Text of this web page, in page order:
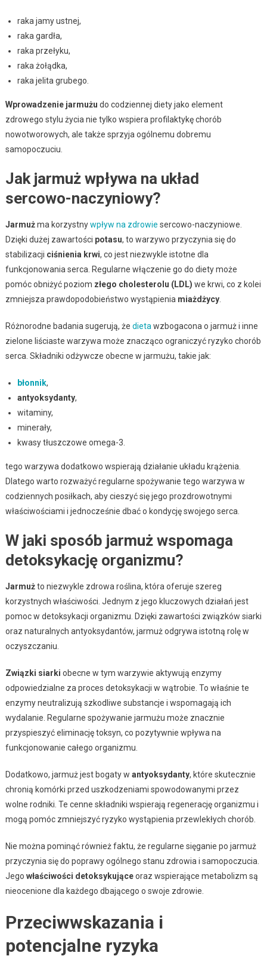
raka jamy ustnej,
raka gardła,
raka przełyku,
raka żołądka,
raka jelita grubego.
Wprowadzenie jarmużu do codziennej diety jako element
zdrowego stylu życia nie tylko wspiera profilaktykę chorób
nowotworowych, ale także sprzyja ogólnemu dobremu
samopoczuciu.
Jak jarmuż wpływa na układ
sercowo-naczyniowy?
Jarmużma korzystnywpływ na zdrowie sercowo-naczyniowe.
Dzięki dużej zawartości potasu, to warzywo przyczynia się do
stabilizacji ciśnienia krwi, co jest niezwykle istotne dla
funkcjonowania serca. Regularne włączenie go do diety może
pomóc obniżyć poziom złego cholesterolu (LDL) we krwi, co z kolei
zmniejsza prawdopodobieństwo wystąpienia miażdżycy.
Różnorodne badania sugerują, że dieta wzbogacona o jarmuż i inne
zielone liściaste warzywa może znacząco ograniczyć ryzyko chorób
serca. Składniki odżywcze obecne w jarmużu, takie jak:
błonnik,
antyoksydanty,
witaminy,
minerały,
kwasy tłuszczowe omega-3.
tego warzywa dodatkowo wspierają działanie układu krążenia.
Dlatego warto rozważyć regularne spożywanie tego warzywa w
codziennych posiłkach, aby cieszyć się jego prozdrowotnymi
właściwościami i jednocześnie dbać o kondycję swojego serca.
W jaki sposób jarmuż wspomaga
detoksykację organizmu?
Jarmużto niezwykle zdrowa roślina, która oferuje szereg
korzystnych właściwości. Jednym z jego kluczowych działań jest
pomoc w detoksykacji organizmu. Dzięki zawartości związków siarki
oraz naturalnych antyoksydantów, jarmuż odgrywa istotną rolę w
oczyszczaniu.
Związki siarki obecne w tym warzywie aktywują enzymy
odpowiedzialne za proces detoksykacji w wątrobie. To właśnie te
enzymy neutralizują szkodliwe substancje i wspomagają ich
wydalanie. Regularne spożywanie jarmużu może znacznie
przyspieszyć eliminację toksyn, co pozytywnie wpływa na
funkcjonowanie całego organizmu.
Dodatkowo, jarmuż jest bogaty w antyoksydanty, które skutecznie
chronią komórki przed uszkodzeniami spowodowanymi przez
wolne rodniki. Te cenne składniki wspierają regenerację organizmu i
mogą pomóc zmniejszyć ryzyko wystąpienia przewlekłych chorób.
Nie można pominąć również faktu, że regularne sięganie po jarmuż
przyczynia się do poprawy ogólnego stanu zdrowia i samopoczucia.
Jego właściwości detoksykująceoraz wspierające metabolizm są
nieocenione dla każdego dbającego o swoje zdrowie.
Przeciwwskazania i
potencjalne ryzyka